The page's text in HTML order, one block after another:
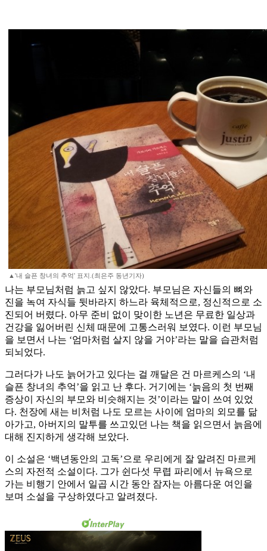
▲'내 슬픈 창녀의 추억' 표지.(최은주 동년기자)
나는 부모님처럼 늙고 싶지 않았다. 부모님은 자신들의 뼈와
진을 녹여 자식들 뒷바라지 하느라 육체적으로, 정신적으로 소
진되어 버렸다. 아무 준비 없이 맞이한 노년은 무료한 일상과
건강을 잃어버린 신체 때문에 고통스러워 보였다. 이런 부모님
을 보면서 나는 ‘엄마처럼 살지 않을 거야’라는 말을 습관처럼
되뇌었다.
그러다가 나도 늙어가고 있다는 걸 깨달은 건 마르케스의 ‘내
슬픈 창녀의 추억’을 읽고 난 후다. 거기에는 ‘늙음의 첫 번째
증상이 자신의 부모와 비슷해지는 것’이라는 말이 쓰여 있었
다. 천장에 새는 비처럼 나도 모르는 사이에 엄마의 외모를 닮
아가고, 아버지의 말투를 쓰고있던 나는 책을 읽으면서 늙음에
대해 진지하게 생각해 보았다.
이 소설은 ‘백년동안의 고독’으로 우리에게 잘 알려진 마르케
스의 자전적 소설이다. 그가 쉰다섯 무렵 파리에서 뉴욕으로
가는 비행기 안에서 일곱 시간 동안 잠자는 아름다운 여인을
보며 소설을 구상하였다고 알려졌다.